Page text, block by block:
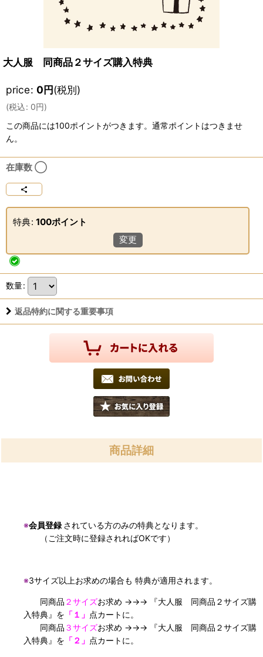
大人服 同商品２サイズ購入特典
price: 0円(税別)
(税込: 0円)
この商品には100ポイントがつきます。通常ポイントはつきませ
ん。
在庫数 ◯
特典: 100ポイント
変更
数量:
返品特約に関する重要事項
商品詳細
※会員登録 されている方のみの特典となります。
（ご注文時に登録されればOKです）
※3サイズ以上お求めの場合も 特典が適用されます。
同商品 ２サイズお求め →→→ 『大人服 同商品２サイズ購
入特典』を 「１」 点カートに。
同商品 ３サイズお求め →→→ 『大人服 同商品２サイズ購
入特典』を 「２」 点カートに。